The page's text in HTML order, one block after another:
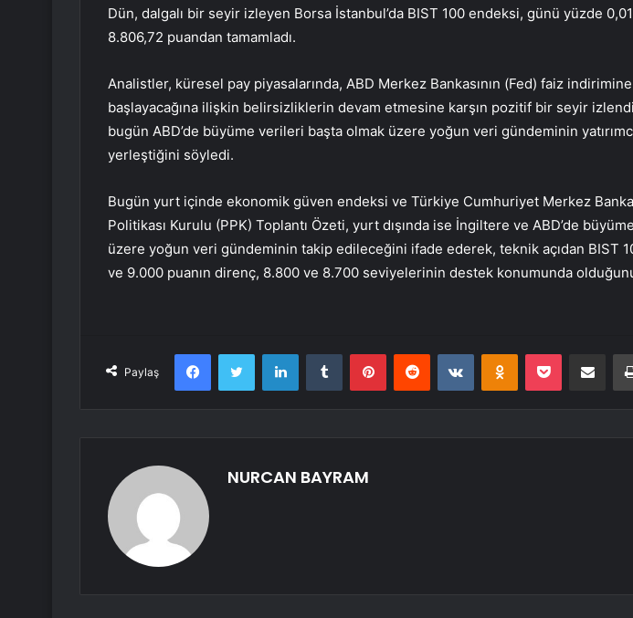
Dün, dalgalı bir seyir izleyen Borsa İstanbul’da BIST 100 endeksi, günü yüzde
8.806,72 puandan tamamladı.
Analistler, küresel pay piyasalarında, ABD Merkez Bankasının (Fed) faiz
başlayacağına ilişkin belirsizliklerin devam etmesine karşın pozitif bir seyir
bugün ABD’de büyüme verileri başta olmak üzere yoğun veri gündeminin
yerleştiğini söyledi.
Bugün yurt içinde ekonomik güven endeksi ve Türkiye Cumhuriyet Merkez
Politikası Kurulu (PPK) Toplantı Özeti, yurt dışında ise İngiltere ve ABD’de
üzere yoğun veri gündeminin takip edileceğini ifade ederek, teknik açıdan BIST
ve 9.000 puanın direnç, 8.800 ve 8.700 seviyelerinin destek konumunda
Paylaş
FacebookTwitter LinkedInTumblr PinterestReddit VKontakteOdnoklassniki
Pocket E-Posta ile
NURCAN BAYRAM